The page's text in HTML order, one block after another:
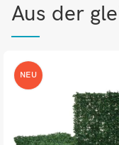
Aus der
NEU